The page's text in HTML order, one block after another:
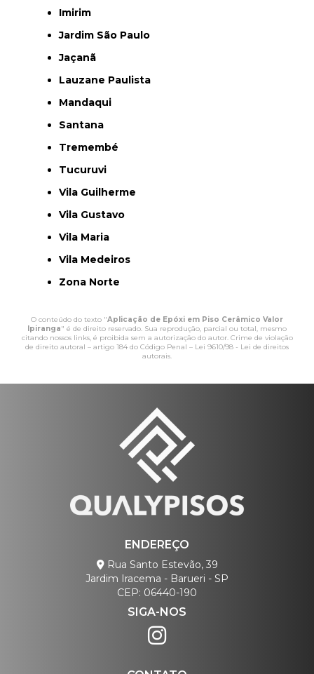
Imirim
Jardim São Paulo
Jaçanã
Lauzane Paulista
Mandaqui
Santana
Tremembé
Tucuruvi
Vila Guilherme
Vila Gustavo
Vila Maria
Vila Medeiros
Zona Norte
O conteúdo do texto "Aplicação de Epóxi em Piso Cerâmico Valor
Ipiranga" é de direito reservado. Sua reprodução, parcial ou total, mesmo
citando nossos links, é proibida sem a autorização do autor. Crime de violação
de direito autoral – artigo 184 do Código Penal – Lei 9610/98 - Lei de direitos
autorais.
ENDEREÇO
Rua Santo Estevão, 39
Jardim Iracema - Barueri - SP
CEP: 06440-190
SIGA-NOS